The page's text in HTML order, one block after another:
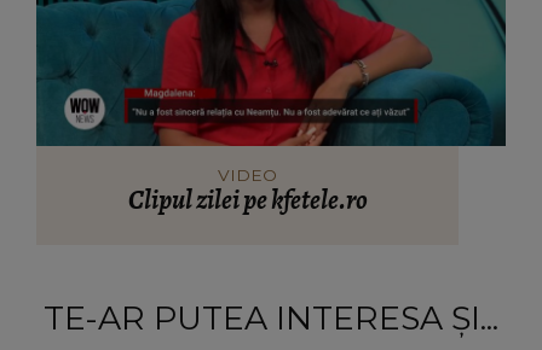
VIDEO
Clipul zilei pe kfetele.ro
TE-AR PUTEA INTERESA ȘI...